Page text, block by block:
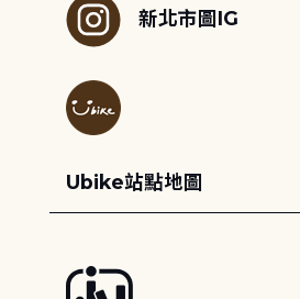
新北市圖IG
Ubike站點地圖